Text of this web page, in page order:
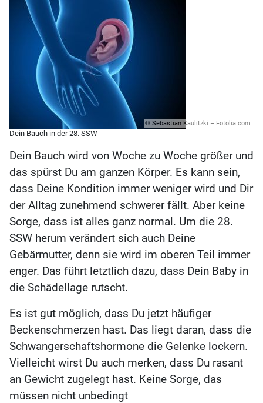
© Sebastian Kaulitzki – Fotolia.com
Dein Bauch in der 28. SSW
Dein Bauch wird von Woche zu Woche größer und
das spürst Du am ganzen Körper. Es kann sein,
dass Deine Kondition immer weniger wird und Dir
der Alltag zunehmend schwerer fällt. Aber keine
Sorge, dass ist alles ganz normal. Um die 28.
SSW herum verändert sich auch Deine
Gebärmutter, denn sie wird im oberen Teil immer
enger. Das führt letztlich dazu, dass Dein Baby in
die Schädellage rutscht.
Es ist gut möglich, dass Du jetzt häufiger
Beckenschmerzen hast. Das liegt daran, dass die
Schwangerschaftshormone die Gelenke lockern.
Vielleicht wirst Du auch merken, dass Du rasant
an Gewicht zugelegt hast. Keine Sorge, das
müssen nicht unbedingt